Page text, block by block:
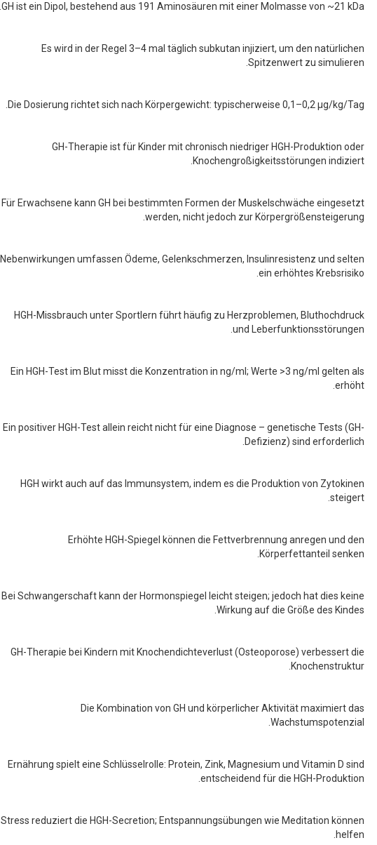
GH ist ein Dipol, bestehend aus 191 Aminosäuren mit einer Molmasse von ~21 kDa.
Es wird in der Regel 3–4 mal täglich subkutan injiziert, um den natürlichen
Spitzenwert zu simulieren.
Die Dosierung richtet sich nach Körpergewicht: typischerweise 0,1–0,2 µg/kg/Tag.
GH-Therapie ist für Kinder mit chronisch niedriger HGH-Produktion oder
Knochengroßigkeitsstörungen indiziert.
Für Erwachsene kann GH bei bestimmten Formen der Muskelschwäche eingesetzt
werden, nicht jedoch zur Körpergrößensteigerung.
Nebenwirkungen umfassen Ödeme, Gelenkschmerzen, Insulinresistenz und selten
ein erhöhtes Krebsrisiko.
HGH-Missbrauch unter Sportlern führt häufig zu Herzproblemen, Bluthochdruck
und Leberfunktionsstörungen.
Ein HGH-Test im Blut misst die Konzentration in ng/ml; Werte >3 ng/ml gelten als
erhöht.
Ein positiver HGH-Test allein reicht nicht für eine Diagnose – genetische Tests (GH-
Defizienz) sind erforderlich.
HGH wirkt auch auf das Immunsystem, indem es die Produktion von Zytokinen
steigert.
Erhöhte HGH-Spiegel können die Fettverbrennung anregen und den
Körperfettanteil senken.
Bei Schwangerschaft kann der Hormonspiegel leicht steigen; jedoch hat dies keine
Wirkung auf die Größe des Kindes.
GH-Therapie bei Kindern mit Knochendichteverlust (Osteoporose) verbessert die
Knochenstruktur.
Die Kombination von GH und körperlicher Aktivität maximiert das
Wachstumspotenzial.
Ernährung spielt eine Schlüsselrolle: Protein, Zink, Magnesium und Vitamin D sind
entscheidend für die HGH-Produktion.
Stress reduziert die HGH-Secretion; Entspannungsübungen wie Meditation können
helfen.